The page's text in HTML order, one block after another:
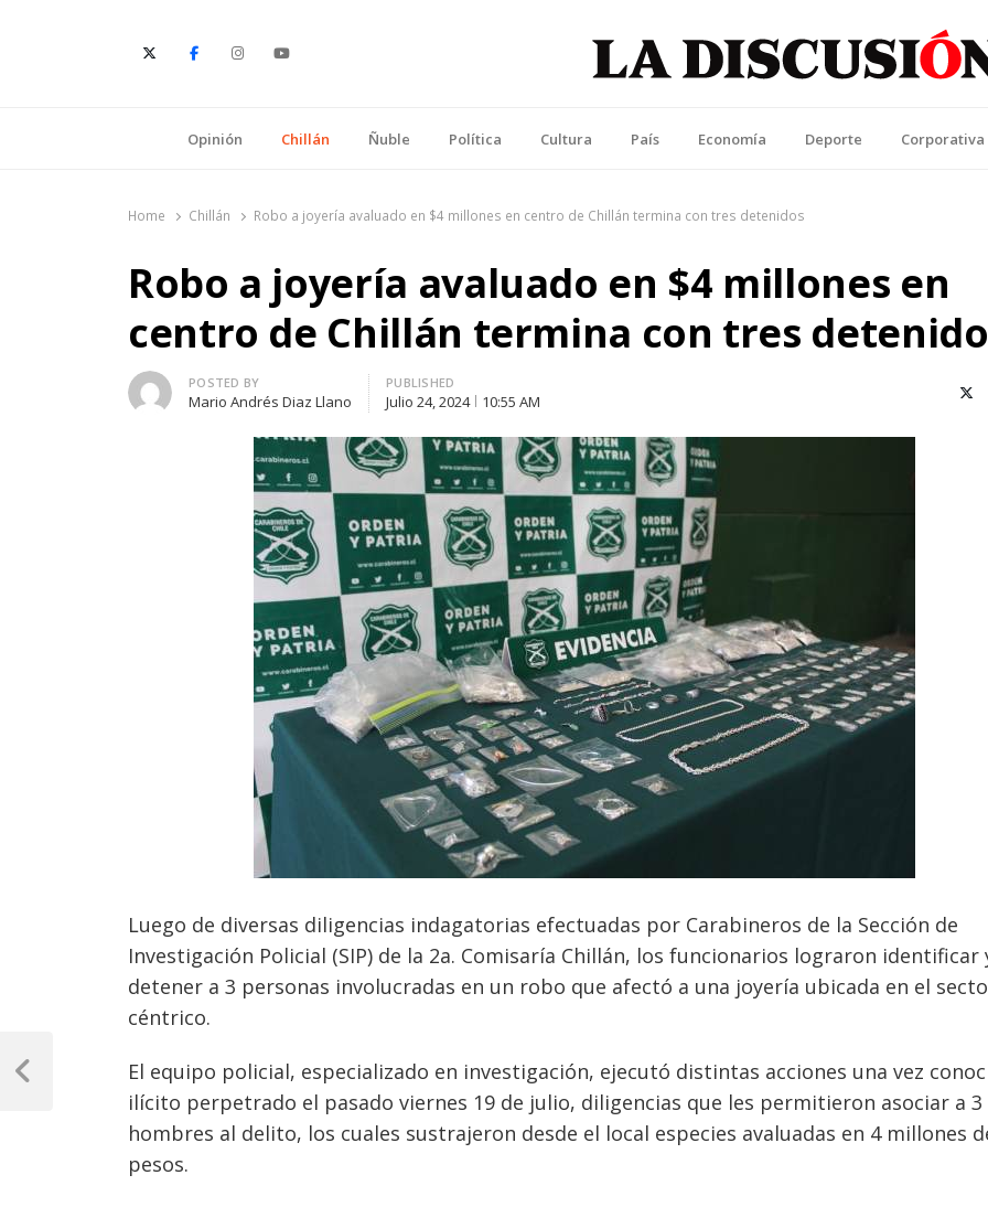
Opinión
Chillán Ñuble Política Cultura País Economía Deporte Corporativa
Home Chillán Robo a joyería avaluado en $4 millones en centro de Chillán termina con tres detenidos
Robo a joyería avaluado en $4 millones en
centro de Chillán termina con tres
Author
POSTED BY
Mario Andrés Diaz Llano
PUBLISHED
Julio 24, 2024 10:55 AM X
Luego de diversas diligencias indagatorias efectuadas por Carabineros de la Sección de
Investigación Policial (SIP) de la 2a. Comisaría Chillán, los funcionarios lograron identificar
detener a 3 personas involucradas en un robo que afectó a una joyería ubicada en el
céntrico.
El equipo policial, especializado en investigación, ejecutó distintas acciones una vez
ilícito perpetrado el pasado viernes 19 de julio, diligencias que les permitieron asociar a 3
hombres al delito, los cuales sustrajeron desde el local especies avaluadas en 4 millones
pesos.
Navegación
de
Previous